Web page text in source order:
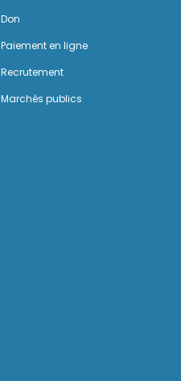
Don
Paiement en ligne
Recrutement
Marchés publics